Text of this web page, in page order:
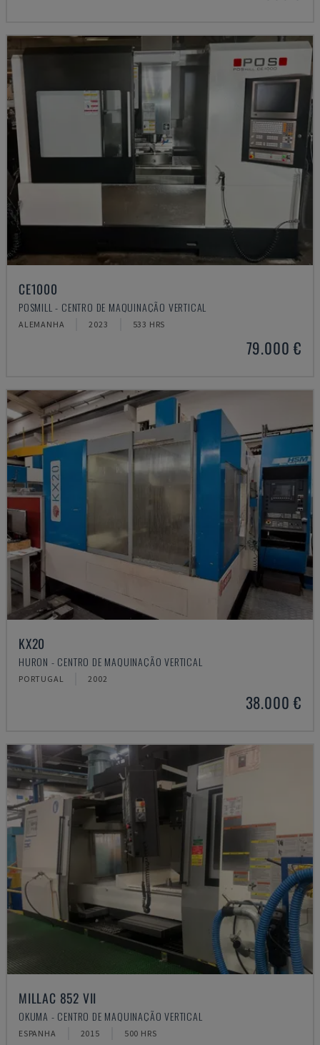
CE1000
POSMILL - CENTRO DE MAQUINAÇÃO VERTICAL
ALEMANHA 2023 533 HRS
79.000 €
KX20
HURON - CENTRO DE MAQUINAÇÃO VERTICAL
PORTUGAL 2002
38.000 €
MILLAC 852 VII
OKUMA - CENTRO DE MAQUINAÇÃO VERTICAL
ESPANHA 2015 500 HRS